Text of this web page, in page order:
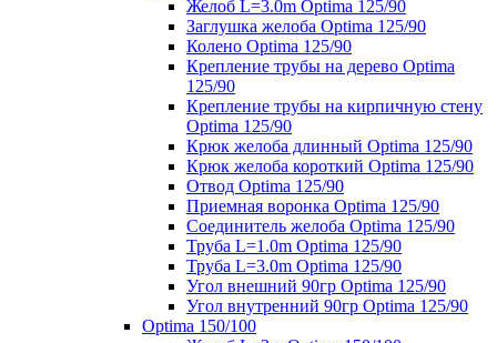
Желоб L=3.0m Optima 125/90
Заглушка желоба Optima 125/90
Колено Optima 125/90
Крепление трубы на дерево Optima
125/90
Крепление трубы на кирпичную стену
Optima 125/90
Крюк желоба длинный Optima 125/90
Крюк желоба короткий Optima 125/90
Отвод Optima 125/90
Приемная воронка Optima 125/90
Соединитель желоба Optima 125/90
Труба L=1.0m Optima 125/90
Труба L=3.0m Optima 125/90
Угол внешний 90гр Optima 125/90
Угол внутренний 90гр Optima 125/90
Optima 150/100